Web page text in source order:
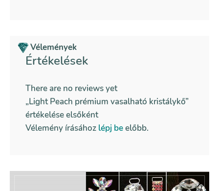
Vélemények
Értékelések
There are no reviews yet
„Light Peach prémium vasalható kristálykő”
értékelése elsőként
Vélemény írásához lépj beelőbb.